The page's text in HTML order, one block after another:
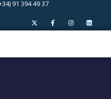
91 394 49 37